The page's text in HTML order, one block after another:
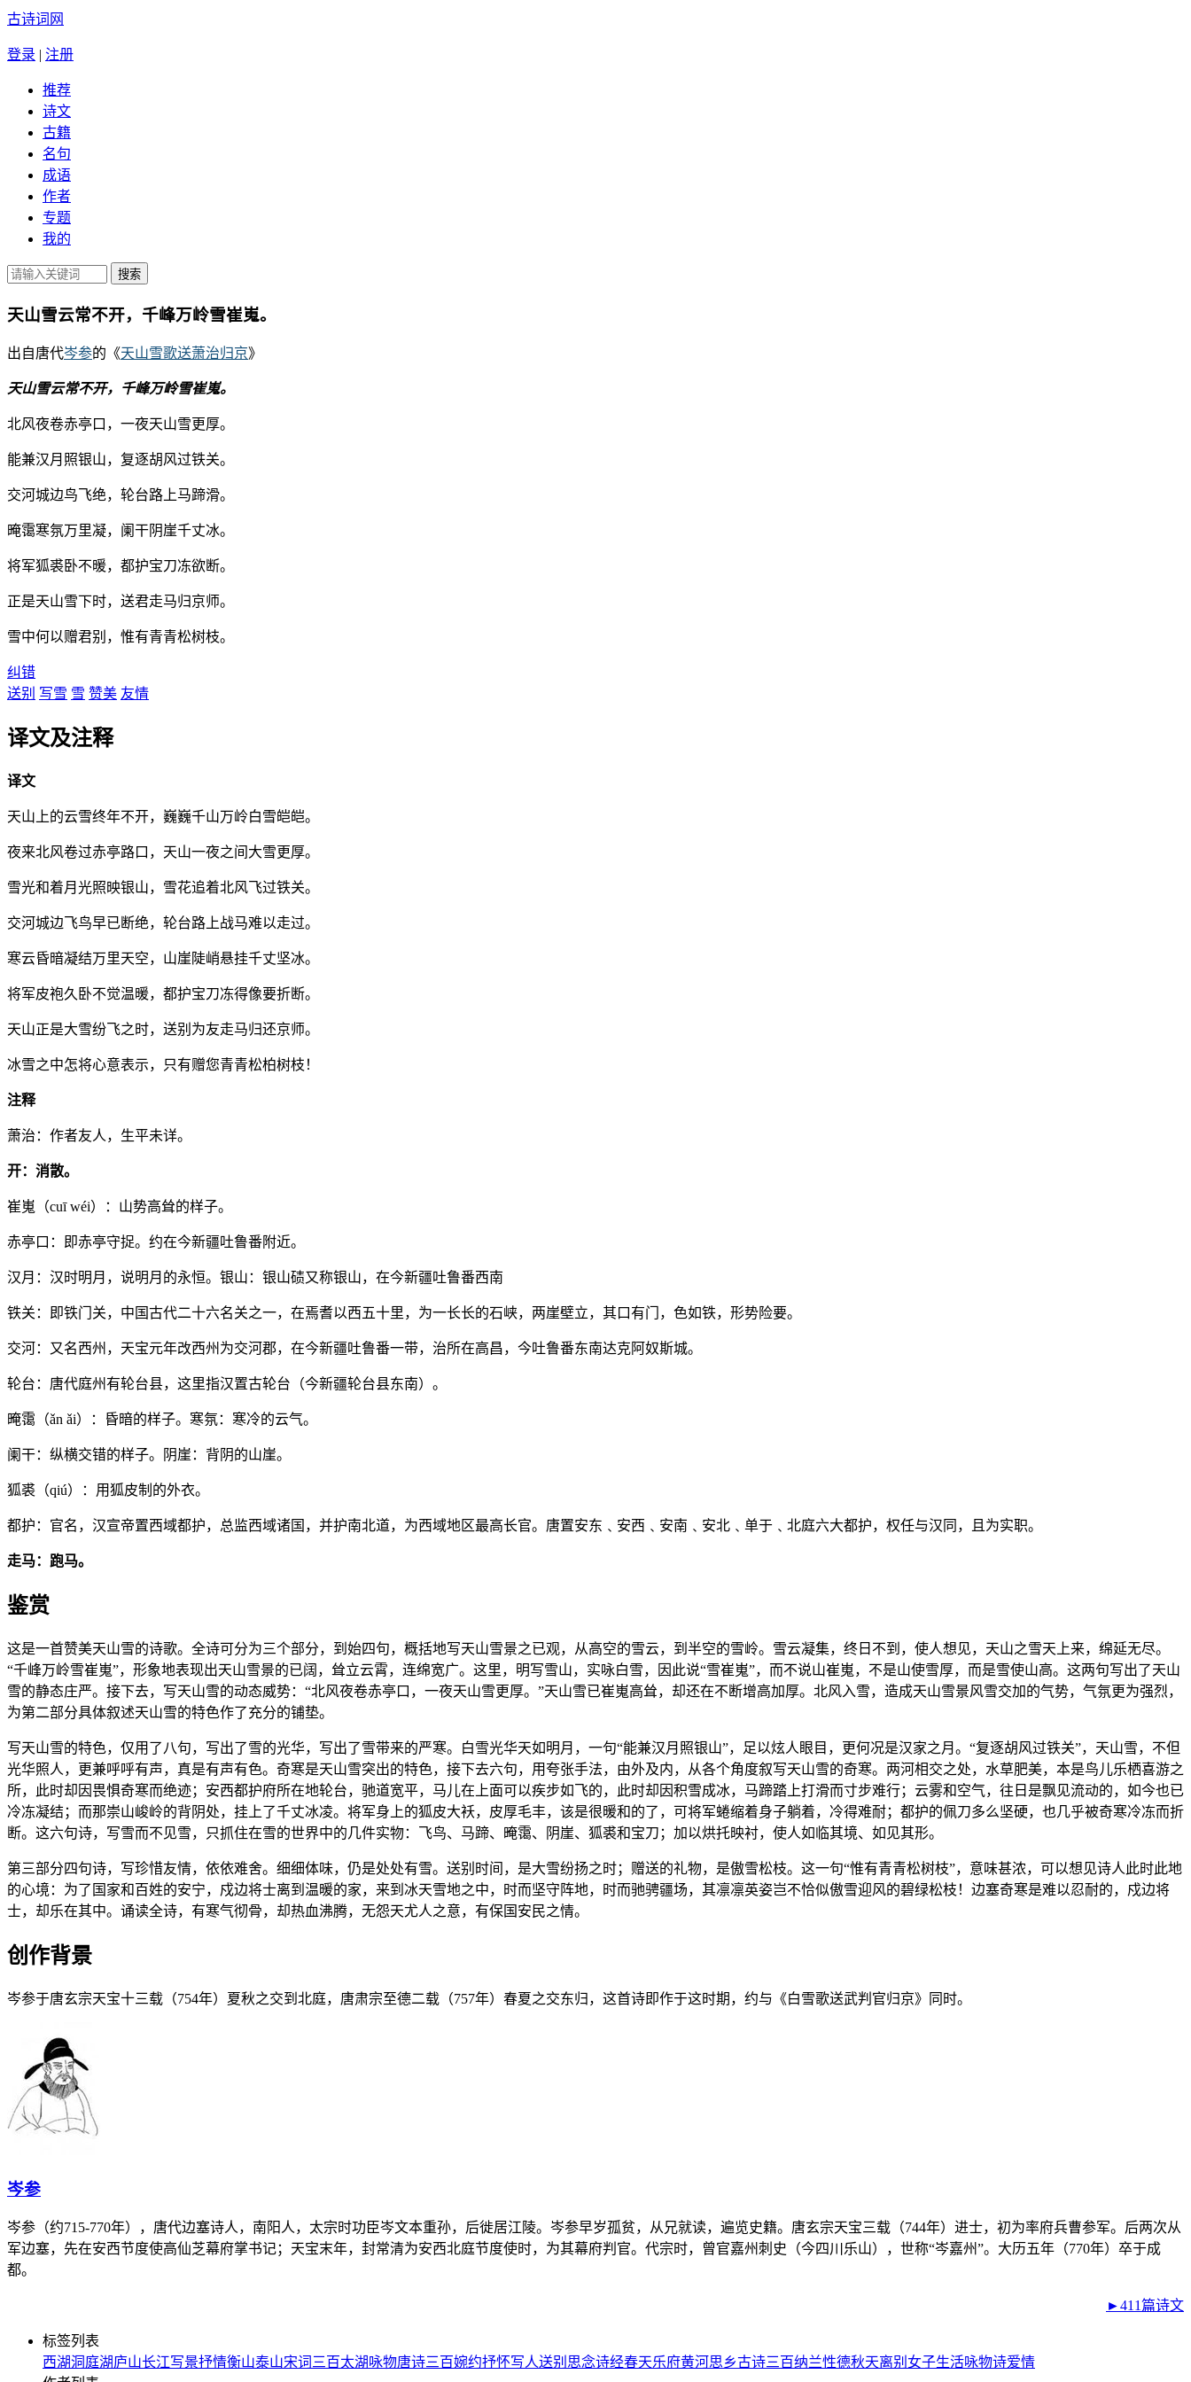
古诗词网
登录 | 注册
推荐
诗文
古籍
名句
成语
作者
专题
我的
天山雪云常不开，千峰万岭雪崔嵬。
出自唐代岑参的《天山雪歌送萧治归京》
天山雪云常不开，千峰万岭雪崔嵬。
北风夜卷赤亭口，一夜天山雪更厚。
能兼汉月照银山，复逐胡风过铁关。
交河城边鸟飞绝，轮台路上马蹄滑。
晻霭寒氛万里凝，阑干阴崖千丈冰。
将军狐裘卧不暖，都护宝刀冻欲断。
正是天山雪下时，送君走马归京师。
雪中何以赠君别，惟有青青松树枝。
纠错
送别 写雪 雪 赞美 友情
译文及注释
译文
天山上的云雪终年不开，巍巍千山万岭白雪皑皑。
夜来北风卷过赤亭路口，天山一夜之间大雪更厚。
雪光和着月光照映银山，雪花追着北风飞过铁关。
交河城边飞鸟早已断绝，轮台路上战马难以走过。
寒云昏暗凝结万里天空，山崖陡峭悬挂千丈坚冰。
将军皮袍久卧不觉温暖，都护宝刀冻得像要折断。
天山正是大雪纷飞之时，送别为友走马归还京师。
冰雪之中怎将心意表示，只有赠您青青松柏树枝！
注释
萧治：作者友人，生平未详。
开：消散。
崔嵬（cuī wéi）：山势高耸的样子。
赤亭口：即赤亭守捉。约在今新疆吐鲁番附近。
汉月：汉时明月，说明月的永恒。银山：银山碛又称银山，在今新疆吐鲁番西南
铁关：即铁门关，中国古代二十六名关之一，在焉耆以西五十里，为一长长的石峡，两崖壁立，其口有门，色如铁，形势险要。
交河：又名西州，天宝元年改西州为交河郡，在今新疆吐鲁番一带，治所在高昌，今吐鲁番东南达克阿奴斯城。
轮台：唐代庭州有轮台县，这里指汉置古轮台（今新疆轮台县东南）。
晻霭（ǎn ǎi）：昏暗的样子。寒氛：寒冷的云气。
阑干：纵横交错的样子。阴崖：背阴的山崖。
狐裘（qiú）：用狐皮制的外衣。
都护：官名，汉宣帝置西域都护，总监西域诸国，并护南北道，为西域地区最高长官。唐置安东﹑安西﹑安南﹑安北﹑单于﹑北庭六大都护，权任与汉同，且为实职。
走马：跑马。
鉴赏
这是一首赞美天山雪的诗歌。全诗可分为三个部分，到始四句，概括地写天山雪景之已观，从高空的雪云，到半空的雪岭。雪云凝集，终日不到，使人想见，天山之雪天上来，绵延无尽。
“千峰万岭雪崔嵬”，形象地表现出天山雪景的已阔，耸立云霄，连绵宽广。这里，明写雪山，实咏白雪，因此说“雪崔嵬”，而不说山崔嵬，不是山使雪厚，而是雪使山高。这两句写出了天山
雪的静态庄严。接下去，写天山雪的动态威势：“北风夜卷赤亭口，一夜天山雪更厚。”天山雪已崔嵬高耸，却还在不断增高加厚。北风入雪，造成天山雪景风雪交加的气势，气氛更为强烈，
为第二部分具体叙述天山雪的特色作了充分的铺垫。
写天山雪的特色，仅用了八句，写出了雪的光华，写出了雪带来的严寒。白雪光华天如明月，一句“能兼汉月照银山”，足以炫人眼目，更何况是汉家之月。“复逐胡风过铁关”，天山雪，不但
光华照人，更兼呼呼有声，真是有声有色。奇寒是天山雪突出的特色，接下去六句，用夸张手法，由外及内，从各个角度叙写天山雪的奇寒。两河相交之处，水草肥美，本是鸟儿乐栖喜游之
所，此时却因畏惧奇寒而绝迹；安西都护府所在地轮台，驰道宽平，马儿在上面可以疾步如飞的，此时却因积雪成冰，马蹄踏上打滑而寸步难行；云雾和空气，往日是飘见流动的，如今也已
冷冻凝结；而那崇山峻岭的背阴处，挂上了千丈冰凌。将军身上的狐皮大袄，皮厚毛丰，该是很暖和的了，可将军蜷缩着身子躺着，冷得难耐；都护的佩刀多么坚硬，也几乎被奇寒冷冻而折
断。这六句诗，写雪而不见雪，只抓住在雪的世界中的几件实物：飞鸟、马蹄、晻霭、阴崖、狐裘和宝刀；加以烘托映衬，使人如临其境、如见其形。
第三部分四句诗，写珍惜友情，依依难舍。细细体味，仍是处处有雪。送别时间，是大雪纷扬之时；赠送的礼物，是傲雪松枝。这一句“惟有青青松树枝”，意味甚浓，可以想见诗人此时此地
的心境：为了国家和百姓的安宁，戍边将士离到温暖的家，来到冰天雪地之中，时而坚守阵地，时而驰骋疆场，其凛凛英姿岂不恰似傲雪迎风的碧绿松枝！边塞奇寒是难以忍耐的，戍边将
士，却乐在其中。诵读全诗，有寒气彻骨，却热血沸腾，无怨天尤人之意，有保国安民之情。
创作背景
岑参于唐玄宗天宝十三载（754年）夏秋之交到北庭，唐肃宗至德二载（757年）春夏之交东归，这首诗即作于这时期，约与《白雪歌送武判官归京》同时。
岑参
岑参（约715-770年），唐代边塞诗人，南阳人，太宗时功臣岑文本重孙，后徙居江陵。岑参早岁孤贫，从兄就读，遍览史籍。唐玄宗天宝三载（744年）进士，初为率府兵曹参军。后两次从
军边塞，先在安西节度使高仙芝幕府掌书记；天宝末年，封常清为安西北庭节度使时，为其幕府判官。代宗时，曾官嘉州刺史（今四川乐山），世称“岑嘉州”。大历五年（770年）卒于成
都。
►411篇诗文
标签列表
西湖洞庭湖庐山长江写景抒情衡山泰山宋词三百太湖 咏物唐诗三百婉约抒怀写人送别 思念诗经春天乐府黄河思乡古诗三百纳兰性德秋天离别 女子生活咏物诗爱情